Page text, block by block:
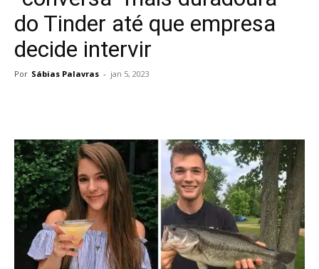
do Tinder até que empresa
decide intervir
Por Sábias Palavras - jan 5, 2023